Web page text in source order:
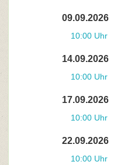
09.09.2026
10:00 Uhr
14.09.2026
10:00 Uhr
17.09.2026
10:00 Uhr
22.09.2026
10:00 Uhr